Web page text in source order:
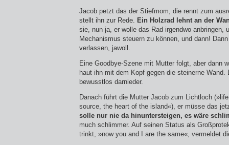
Jacob petzt das der Stiefmom, die rennt zum
stellt ihn zur Rede. Ein Holzrad lehnt an der
sie, nun ja, er wolle das Rad irgendwo anbringen,
Mechanismus steuern zu können, und dann!
verlassen, jawoll.
Eine Goodbye-Szene mit Mutter folgt, aber dann
haut ihn mit dem Kopf gegen die steinerne Wand.
bewusstlos darnieder.
Danach führt die Mutter Jacob zum Lichtloch
source, the heart of the island«), er müsse das
solle nur nie da hinuntersteigen, es wäre
much schlimmer. Auf seinen Status als
trinkt, »now you and I are the same«, vermeldet